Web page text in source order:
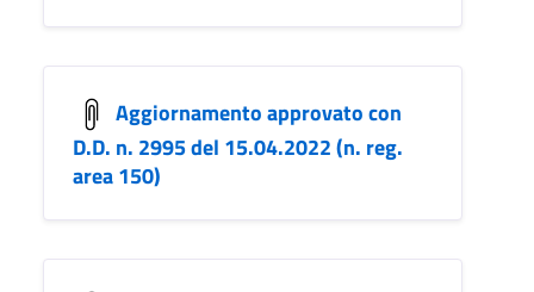
Aggiornamento approvato con
D.D. n. 2995 del 15.04.2022 (n. reg.
area 150)